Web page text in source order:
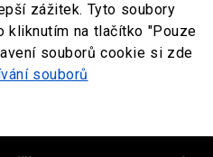
zážitek. Tyto soubory
kliknutím na tlačítko "Pouze
souborů cookie si zde
souborů